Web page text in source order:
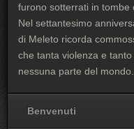
furono sotterrati in tombe
Nel settantesimo
di Meleto ricorda
che tanta violenza e
nessuna parte del mondo.
Benvenuti